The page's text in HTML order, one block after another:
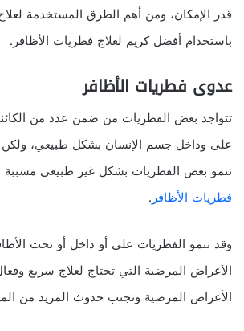
قدر الإمكان، ومن أهم الطرق المستخدمة
باستخدام أفضل كريم لعلاج فطريات الأظافر.
عدوى فطريات الأظافر
تتواجد بعض الفطريات من ضمن عدد من
على وداخل جسم الإنسان بشكل طبيعي،
تنمو بعض الفطريات بشكل غير طبيعي
فطريات الأظافر.
وقد تنمو الفطريات على أو داخل أو تحت
الأعراض المرضية التي تحتاج لعلاج سريع
الأعراض المرضية وتجنب حدوث المزيد من